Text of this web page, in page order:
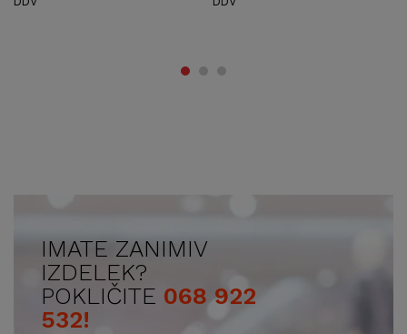
IMATE ZANIMIV
IZDELEK?
POKLIČITE 068 922
532!